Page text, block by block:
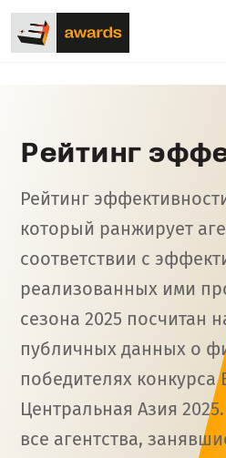
Рейтинг
Рейтинг
который ранжирует
соответствии с
реализованных ими
сезона 2025 посчитан
публичных данных о
победителях конкурса
Центральная Азия
все агентства,